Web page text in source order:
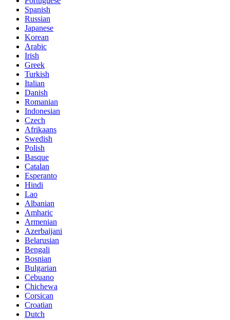
Spanish
Russian
Japanese
Korean
Arabic
Irish
Greek
Turkish
Italian
Danish
Romanian
Indonesian
Czech
Afrikaans
Swedish
Polish
Basque
Catalan
Esperanto
Hindi
Lao
Albanian
Amharic
Armenian
Azerbaijani
Belarusian
Bengali
Bosnian
Bulgarian
Cebuano
Chichewa
Corsican
Croatian
Dutch